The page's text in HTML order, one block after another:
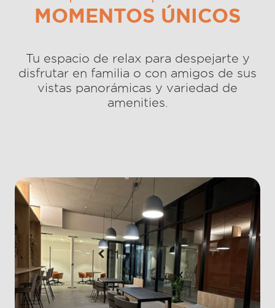
MOMENTOS ÚNICOS
Tu espacio de relax para despejarte y
disfrutar en familia o con amigos de sus
vistas panorámicas y variedad de
amenities.